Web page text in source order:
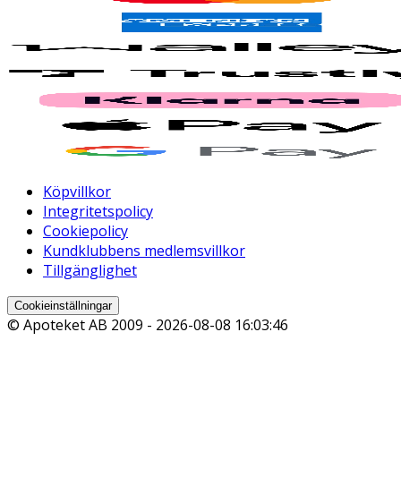
Köpvillkor
Integritetspolicy
Cookiepolicy
Kundklubbens medlemsvillkor
Tillgänglighet
Cookieinställningar
© Apoteket AB 2009 - 2026-08-08 16:03:46